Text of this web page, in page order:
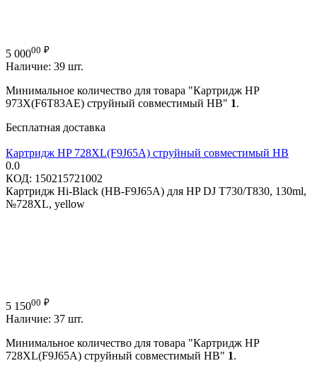
5 00000 ₽
Наличие: 39 шт.
Минимальное количество для товара "Картридж HP
973X(F6T83AE) струйный совместимый HB" 1.
Бесплатная доставка
Картридж HP 728XL(F9J65A) струйный совместимый HB
0.0
КОД: 150215721002
Картридж Hi-Black (HB-F9J65A) для HP DJ T730/T830, 130ml,
№728XL, yellow
5 15000 ₽
Наличие: 37 шт.
Минимальное количество для товара "Картридж HP
728XL(F9J65A) струйный совместимый HB" 1.